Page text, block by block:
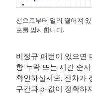
선으로부터 멀리 떨어져
포를 암시합니다.
비정규 패턴이 있으면
항 누락 또는 시간 순
확인하십시오. 잔차가
구간과 p-값이 정확하